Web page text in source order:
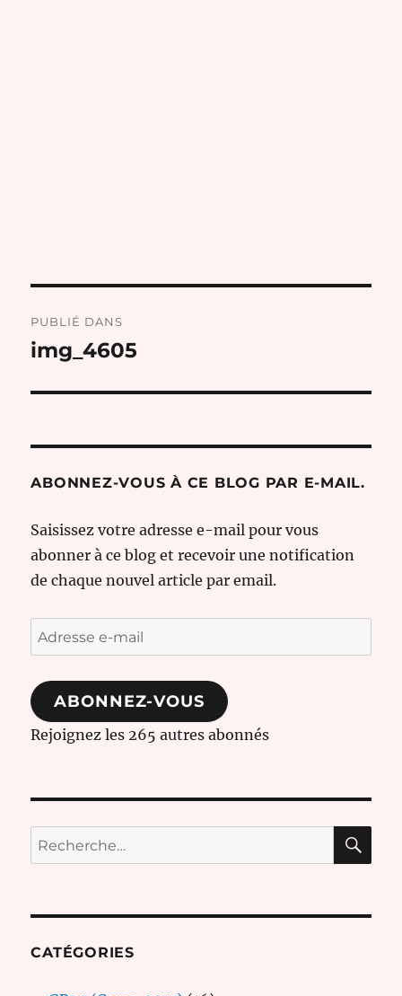
de
PUBLIÉ DANS
img_4605
ABONNEZ-VOUS À CE BLOG PAR E-MAIL.
Saisissez votre adresse e-mail pour vous
abonner à ce blog et recevoir une notification
de chaque nouvel article par email.
Adresse
e-
mail
ABONNEZ-VOUS
Rejoignez les 265 autres abonnés
Recherche
pour :
CATÉGORIES